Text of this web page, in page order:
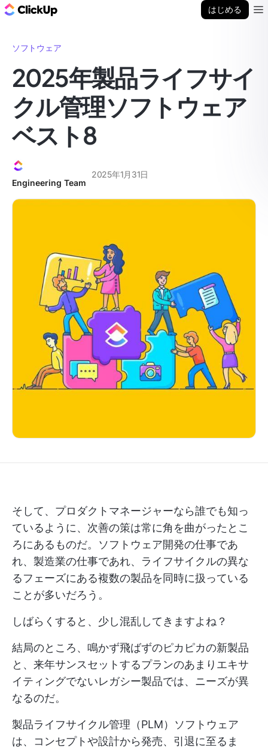
はじめる
ソフトウェア
2025年製品ライフサイ
クル管理ソフトウェア
ベスト8
Engineering Team
2025年1月31日
そして、プロダクトマネージャーなら誰でも知っ
ているように、次善の策は常に角を曲がったとこ
ろにあるものだ。ソフトウェア開発の仕事であ
れ、製造業の仕事であれ、ライフサイクルの異な
るフェーズにある複数の製品を同時に扱っている
ことが多いだろう。
しばらくすると、少し混乱してきますよね？
結局のところ、鳴かず飛ばずのピカピカの新製品
と、来年サンスセットするプランのあまりエキサ
イティングでないレガシー製品では、ニーズが異
なるのだ。
製品ライフサイクル管理（PLM）ソフトウェア
は、コンセプトや設計から発売、引退に至るま